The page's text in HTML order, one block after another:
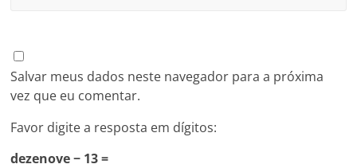
Salvar meus dados neste navegador para a próxima
vez que eu comentar.
Favor digite a resposta em dígitos:
dezenove − 13 =